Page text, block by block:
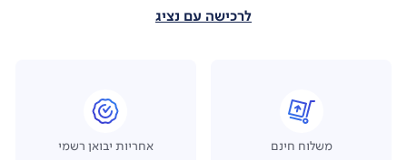
לרכישה עם נציג
משלוח חינם אחריות יבואן רשמי